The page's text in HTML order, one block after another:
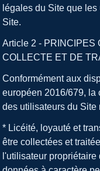
légales du Site que
Site.
Article 2 - PRINCIPES
COLLECTE ET DE
Conformément aux
européen 2016/679, la
des utilisateurs du Site
* Licéité, loyauté et
être collectées et
l'utilisateur